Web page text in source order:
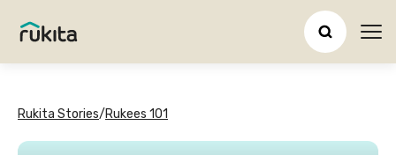
Rukita Stories/Rukees 101